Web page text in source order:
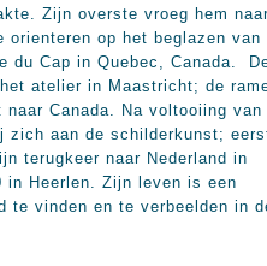
Zijn overste vroeg hem
orienteren op het beglazen
du Cap in Quebec, Canada.
atelier in Maastricht; de
Canada. Na voltooiing van
zich aan de schilderkunst;
terugkeer naar Nederland in
in Heerlen. Zijn leven is een
te vinden en te verbeelden in